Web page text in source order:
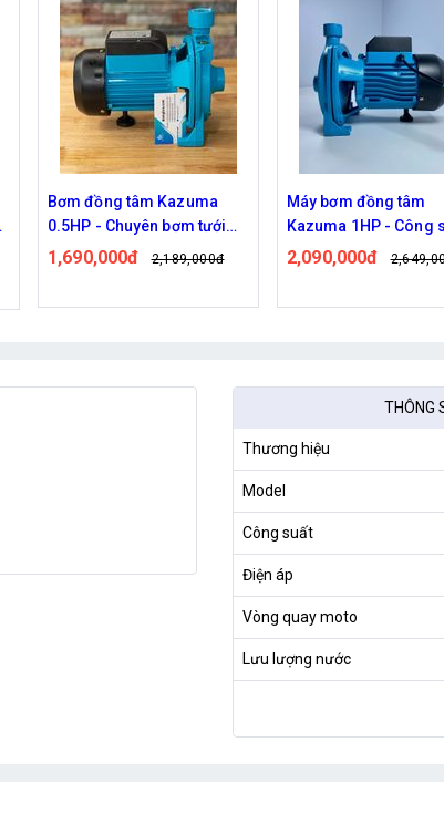
Máy bơm đồng tâm
Kazuma 1HP - Công suất
cao
2,090,000đ 2,649,000đ
Máy bơm đôi tăng áp
Sinleader 96W chính
320,000đ 390,000đ
Đã bán: 246
THÔNG
Thương hiệu
Model
Công suất
Điện áp
Vòng quay moto
Lưu lượng nước